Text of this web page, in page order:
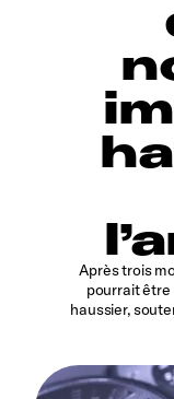
Après trois
pourrait être
haussier,